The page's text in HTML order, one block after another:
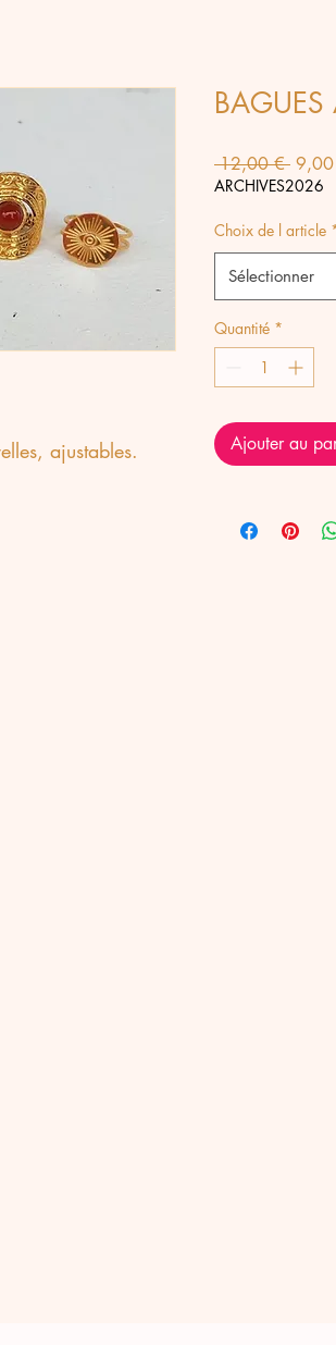
ajustables.
BAGUES
12,00 € Prix
ARCHIVES2026
Choix de l article
Sélectionner
Quantité *
Ajouter au